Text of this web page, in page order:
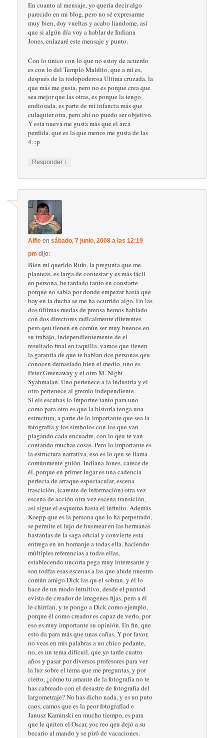
En cuanto al mensaje, yo quería decir algo
parecido en mi blog, pero no sé expresarme
muy bien, doy vueltas y acabo liandome, así
que si algún día voy a hablar de Indiana
Jones, enlazaré este mensaje y punto.
Con lo único con lo que no estoy de acuerdo
es con lo del Templo Maldito, que a mi es,
después de la todopoderosa Última cruzada, la
que más me gusta, pero no es porque crea que
sea mejor que las otras, es porque la tengo
endiosada, es parte de mi infancia más que
culaquier otra, pero ahí no puedo ser objetivo.
Y esta nueva me gusta más que el arca
perdida, que es la que menos me gusta de las
4. :p
Responder ↓
Alfie ensábado, 7 junio, 2008 a las 12:19
pm dijo:
Bien mi querido Rufo, la pregunta que me
planteas, es larga de contestar y es más fácil
en persona, he tardado tanto en constarte
porque no sabía por donde empezar hasta que
hoy en la ducha se me ha ocurrido algo. En las
dos últimas ruedas de prensa hemos hablado
con dos directores radicalmente diferentes
pero qeu tienen en común ser muy buenos en
su trabajo, independientemente de el
resultado final en taquilla, vamos que tienen
la garantia de que te hablan dos personas qeu
conocen demasiado bien el medio, uno es
Peter Greenaway y el otro M. Night
Syahmalan. Uno pertenece a la industria y el
otro pertenece al gremio independiente.
Si els escuhas lo importne tanto para uno
como para otro es que la historia tenga una
estructura, a parte de lo importante que sea la
fotografía y los símbolos con los que van
plagando cada encuadre, con lo qeu te van
contando muchas cosas. Pero lo importante es
la estructura narrativa, eso es lo qeu se llama
comúnmente guión. Indiana Jones, carece de
él, porque en primer lugar es una cadencia
perfecta de arraque espectacular, escena
trascición, (carente de información) otra vez
escena de acción otra vez escena transición,
así sigue el esquema hasta el infinito. Además
Koepp que es la persona que lo ha perpetrado,
se permite el lujo de husmear en las hermanas
bastardas de la saga oficial y convierte esta
entrega en un homanje a todas ella, haciendo
múltiples referencias a todas ellas,
establecendo uncorta pega muy interesante y
son todfas esas escenas a las que alude nuestro
común amigo Dick las qu el sobran, y él lo
hace de un modo intuitivo, desde el puntod
evista de creador de imagenes fijas, pero a él
le chirrían, y te pongo a Dick como ejemplo,
porque él como creador es capaz de verlo, por
eso es muy importante su opinión. En fin, que
esto da para más que unas cañas. Y por favor,
no veas en mis palabras a un chico pedante,
no, es un tema difícuil, que yo tarde cuatro
años y pasar por diversos profesores para ver
la luz sobre el tema que me preguntas, y por
cierto, ¿cómo tu amante de la fotografía no te
has cabreado con el desastre de fotografía del
largometraje? No has dicho nada, y es un puto
caos, camos que es la peor fotografíad e
Janusz Kaminski en mucho tiempo, es para
que le quiten el Oscar, yoc reo qeu dejó a su
becario al mando y se piró de vacaciones.